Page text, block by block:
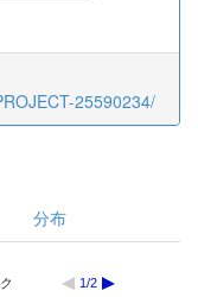
25590234/
分布
1/2